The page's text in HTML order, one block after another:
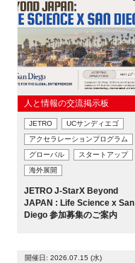
人と情報の交流掲示板
JETRO
UCサンディエゴ
アクセラレーションプログラム
グローバル
スタートアップ
海外展開
JETRO J-StarX Beyond
JAPAN : Life Science x San
Diego 参加募集のご案内
開催日: 2026.07.15 (水)